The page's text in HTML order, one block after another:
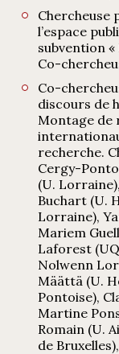
Chercheuse
l’espace
subvention «
Co-
Co-
discours de
Montage de
recherche.
Cergy-
(U.
Buchart (U.
Lorraine),
Mariem
Laforest
Nolwenn
Määttä (U.
Pontoise),
Martine
Romain (U.
de